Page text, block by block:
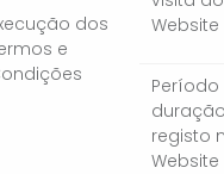
dos
e
Website
Período
registo
Website